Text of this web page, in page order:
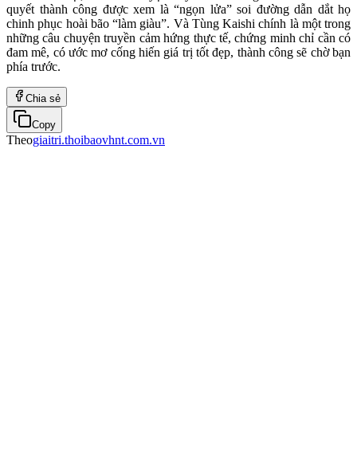
quyết thành công được xem là “ngọn lửa” soi đường dẫn dắt họ
chinh phục hoài bão “làm giàu”. Và Tùng Kaishi chính là một trong
những câu chuyện truyền cảm hứng thực tế, chứng minh chỉ cần có
đam mê, có ước mơ cống hiến giá trị tốt đẹp, thành công sẽ chờ bạn
phía trước.
Chia sẻ
Copy
Theogiaitri.thoibaovhnt.com.vn